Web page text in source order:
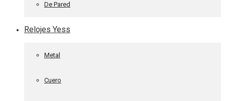
De Pared
Relojes Yess
Metal
Cuero